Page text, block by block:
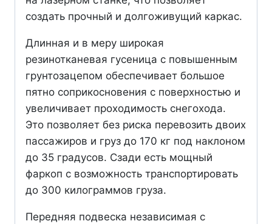
создать прочный и долгоживущий каркас.
Длинная и в меру широкая
резинотканевая гусеница с повышенным
грунтозацепом обеспечивает большое
пятно соприкосновения с поверхностью и
увеличивает проходимость снегохода.
Это позволяет без риска перевозить двоих
пассажиров и груз до 170 кг под наклоном
до 35 градусов. Сзади есть мощный
фаркоп с возможность транспортировать
до 300 килограммов груза.
Передняя подвеска независимая с